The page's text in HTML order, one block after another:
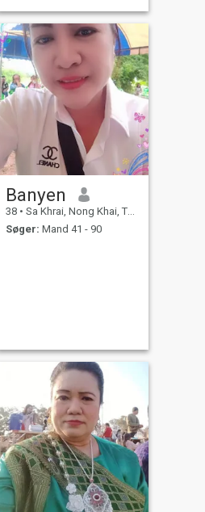
Banyen
38 • Sa Khrai, Nong Khai, Thailand
Søger: Mand 41 - 90